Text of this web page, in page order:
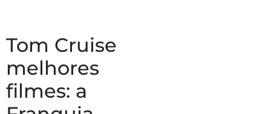
Tom Cruise
melhores
filmes: a